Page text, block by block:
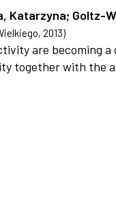
Katarzyna; Goltz-
, 2013)
are becoming
together with the